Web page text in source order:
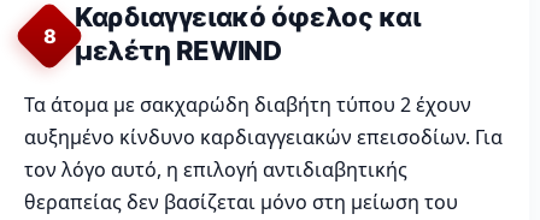
8
Καρδιαγγειακό όφελος και
μελέτη REWIND
Τα άτομα με σακχαρώδη διαβήτη τύπου 2 έχουν
αυξημένο κίνδυνο καρδιαγγειακών επεισοδίων. Για
τον λόγο αυτό, η επιλογή αντιδιαβητικής
θεραπείας δεν βασίζεται μόνο στη μείωση του